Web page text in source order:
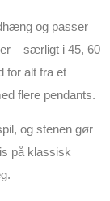
og passer
– særligt i 45, 60
for alt fra et
flere pendants.
og stenen gør
på klassisk